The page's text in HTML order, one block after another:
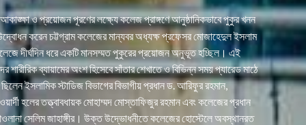
আকাঙ্ক্ষা ও প্রয়োজন পূরণের লক্ষ্যে কলেজ প্রাঙ্গণে আনুষ্ঠানিকভাবে পুকুর খনন
করেন চট্টগ্রাম কলেজের মান্যবর অধ্যক্ষ প্রফেসর মোজাহেদুল ইসলাম
দীর্ঘদিন ধরে একটি মানসম্মত পুকুরের প্রয়োজন অনুভূত হচ্ছিল। এই
শারীরিক ব্যায়ামের অংশ হিসেবে সাঁতার শেখাতে ও বিভিন্ন সময় প্যারেড মাঠে
ইসলামিক স্টাডিজ বিভাগের বিভাগীয় প্রধান ড. আরিফুর রহমান,
হলের তত্ত্বাবধায়ক মোহাম্মদ মোস্তাফিজুর রহমান এবং কলেজের প্রধান
সেলিম জাহাঙ্গীর। উক্ত উদ্ভোধনীতে কলেজের হোস্টেলে অবস্থানরত